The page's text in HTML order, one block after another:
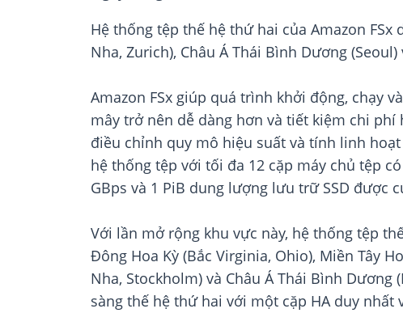
Hệ thống tệp thế hệ thứ hai của Amazon FSx
Nha, Zurich), Châu Á Thái Bình Dương
Amazon FSx giúp quá trình khởi động, chạy
mây trở nên dễ dàng hơn và tiết kiệm chi phí
điều chỉnh quy mô hiệu suất và tính linh
hệ thống tệp với tối đa 12 cặp máy chủ tệp
GBps và 1 PiB dung lượng lưu trữ SSD được
Với lần mở rộng khu vực này, hệ thống tệp
Đông Hoa Kỳ (Bắc Virginia, Ohio), Miền Tây
Nha, Stockholm) và Châu Á Thái Bình
sàng thế hệ thứ hai với một cặp HA duy